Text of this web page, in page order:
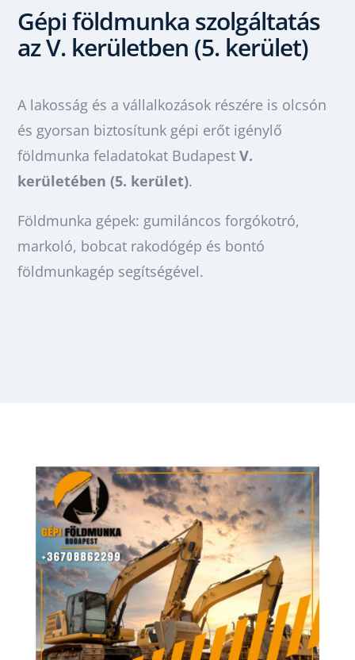
Gépi földmunka szolgáltatás
az V. kerületben (5. kerület)
A lakosság és a vállalkozások részére is olcsón
és gyorsan biztosítunk gépi erőt igénylő
földmunka feladatokat BudapestV.
kerületében (5. kerület).
Földmunka gépek: gumiláncos forgókotró,
markoló, bobcat rakodógép és bontó
földmunkagép segítségével.